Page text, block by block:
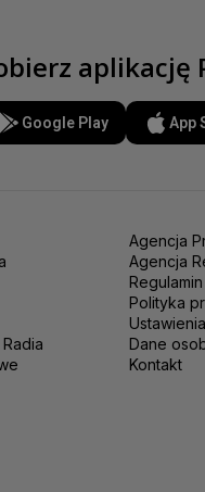
aplikację
Google Play App
Agencja
Agencja
Polityka
Dane
Kontakt